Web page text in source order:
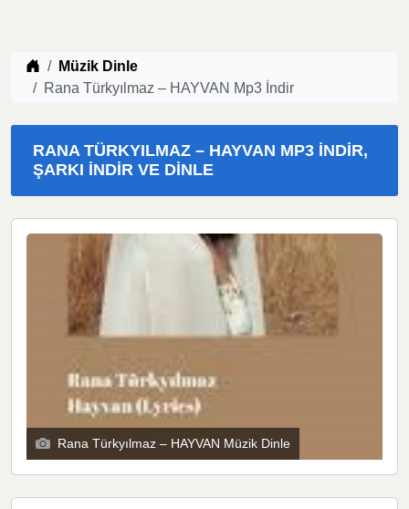
Müzik indir
Müzik Dinle
Rana Türkyılmaz – HAYVAN Mp3 İndir
RANA TÜRKYILMAZ – HAYVAN MP3 İNDIR,
ŞARKI İNDIR VE DINLE
Rana Türkyılmaz – HAYVAN Müzik Dinle